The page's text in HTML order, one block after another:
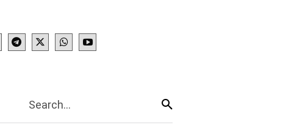
More
Search...